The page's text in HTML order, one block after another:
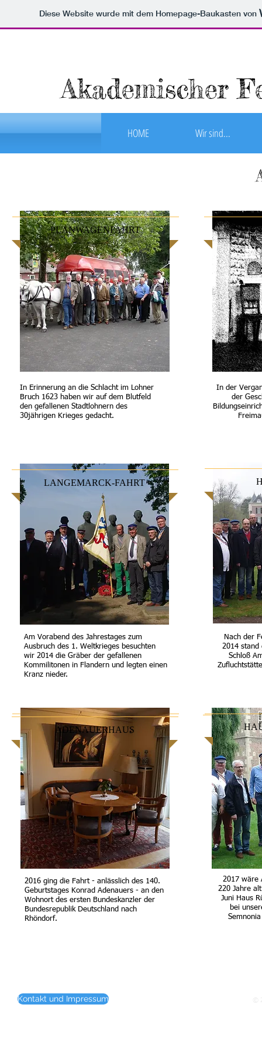
Diese Website wurde mit dem Homepage-Baukasten von
Akademischer
HOME Wir sind...
In Erinnerung an die Schlacht im Lohner
Bruch 1623 haben wir auf dem Blutfeld
den gefallenen Stadtlohnern des
30jährigen Krieges gedacht.
In der
der
LANGEMARCK-FAHRT
Am Vorabend des Jahrestages zum
Ausbruch des 1. Weltkrieges besuchten
wir 2014 die Gräber der gefallenen
Kommilitonen in Flandern und legten einen
Kranz nieder.
ADENAUERHAUS
ADENAUERHAUS
2016 ging die Fahrt - anlässlich des 140.
Geburtstages Konrad Adenauers - an den
Wohnort des ersten Bundeskanzler der
Bundesrepublik Deutschland nach
Rhöndorf.
Nach der
2014 stand
Schloß
2017 wäre
220 Jahre
Juni Haus
bei
PLANWAGENFAHRT
PLANWAGENFAHRT
Kontakt und Impressum